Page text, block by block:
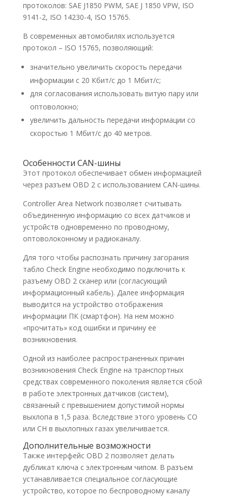
протоколов: SAE J1850 PWM, SAE J 1850 VPW, ISO
9141-2, ISO 14230-4, ISO 15765.
В современных автомобилях используется
протокол – ISO 15765, позволяющий:
значительно увеличить скорость передачи
информации с 20 Кбит/c до 1 Мбит/с;
для согласования использовать витую пару или
оптоволокно;
увеличить дальность передачи информации со
скоростью 1 Мбит/с до 40 метров.
Особенности CAN-шины
Этот протокол обеспечивает обмен информацией
через разъем OBD 2 с использованием CAN-шины.
Controller Area Network позволяет считывать
объединенную информацию со всех датчиков и
устройств одновременно по проводному,
оптоволоконному и радиоканалу.
Для того чтобы распознать причину загорания
табло Check Engine необходимо подключить к
разъему OBD 2 сканер или (согласующий
информационный кабель). Далее информация
выводится на устройство отображения
информации ПК (смартфон). На нем можно
«прочитать» код ошибки и причину ее
возникновения.
Одной из наиболее распространенных причин
возникновения Check Engine на транспортных
средствах современного поколения является сбой
в работе электронных датчиков (систем),
связанный с превышением допустимой нормы
выхлопа в 1,5 раза. Вследствие этого уровень СО
или СН в выхлопных газах увеличивается.
Дополнительные возможности
Также интерфейс OBD 2 позволяет делать
дубликат ключа с электронным чипом. В разъем
устанавливается специальное согласующие
устройство, которое по беспроводному каналу